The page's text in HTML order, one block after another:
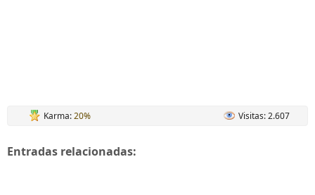
Karma:20% Visitas: 2.607
Entradas relacionadas: